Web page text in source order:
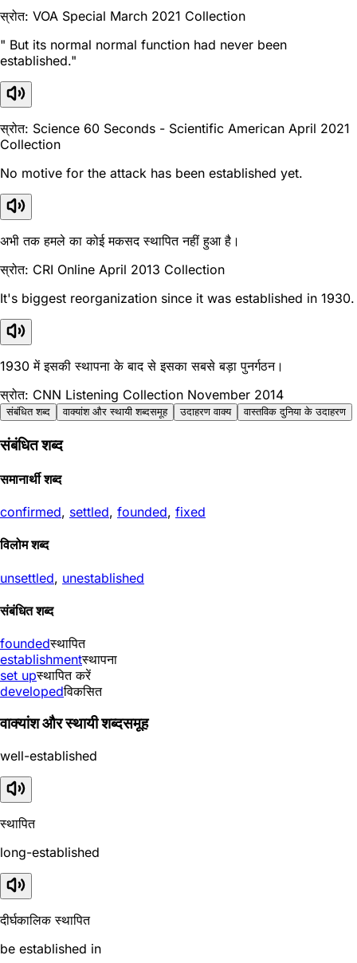
स्रोत: VOA Special March 2021 Collection
" But its normal normal function had never been
established."
स्रोत: Science 60 Seconds - Scientific American April 2021
Collection
No motive for the attack has been established yet.
अभी तक हमले का कोई मकसद स्थापित नहीं हुआ है।
स्रोत: CRI Online April 2013 Collection
It's biggest reorganization since it was established in 1930.
1930 में इसकी स्थापना के बाद से इसका सबसे बड़ा पुनर्गठन।
स्रोत: CNN Listening Collection November 2014
संबंधित शब्द वाक्यांश और स्थायी शब्दसमूह उदाहरण वाक्य वास्तविक दुनिया के उदाहरण
संबंधित शब्द
समानार्थी शब्द
confirmed, settled, founded, fixed
विलोम शब्द
unsettled, unestablished
संबंधित शब्द
foundedस्थापित
establishmentस्थापना
set upस्थापित करें
developedविकसित
वाक्यांश और स्थायी शब्दसमूह
well-established
स्थापित
long-established
दीर्घकालिक स्थापित
be established in